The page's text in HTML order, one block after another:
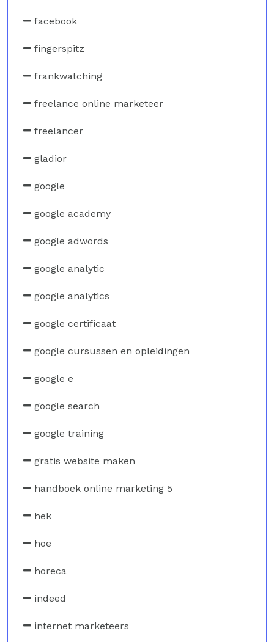
facebook
fingerspitz
frankwatching
freelance online marketeer
freelancer
gladior
google
google academy
google adwords
google analytic
google analytics
google certificaat
google cursussen en opleidingen
google e
google search
google training
gratis website maken
handboek online marketing 5
hek
hoe
horeca
indeed
internet marketeers